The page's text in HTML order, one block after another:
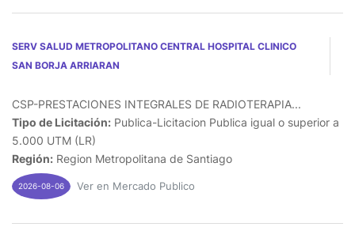
SERV SALUD METROPOLITANO CENTRAL HOSPITAL CLINICO
SAN BORJA ARRIARAN
CSP-PRESTACIONES INTEGRALES DE RADIOTERAPIA...
Tipo de Licitación: Publica-Licitacion Publica igual o superior a
5.000 UTM (LR)
Región: Region Metropolitana de Santiago
2026-08-06 Ver en Mercado Publico